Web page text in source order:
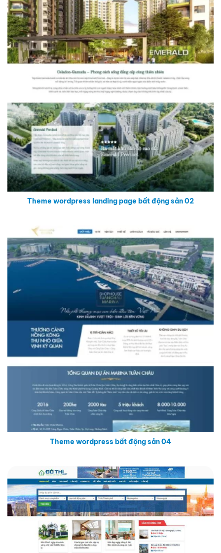
Theme wordpress landing page bất động sản 02
Theme wordpress bất động sản 04